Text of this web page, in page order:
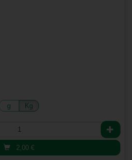
g Kg
2,00 €